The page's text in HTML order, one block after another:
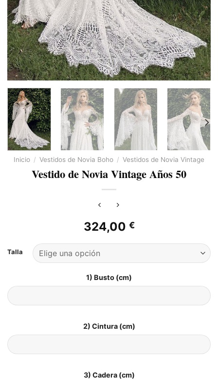
Inicio / Vestidos de Novia Boho / Vestidos de Novia Vintage​
Vestido de Novia Vintage Años 50
324,00 €
Talla
1) Busto (cm)
2) Cintura (cm)
3) Cadera (cm)